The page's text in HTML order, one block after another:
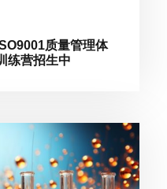
质量管理体
练营招生中